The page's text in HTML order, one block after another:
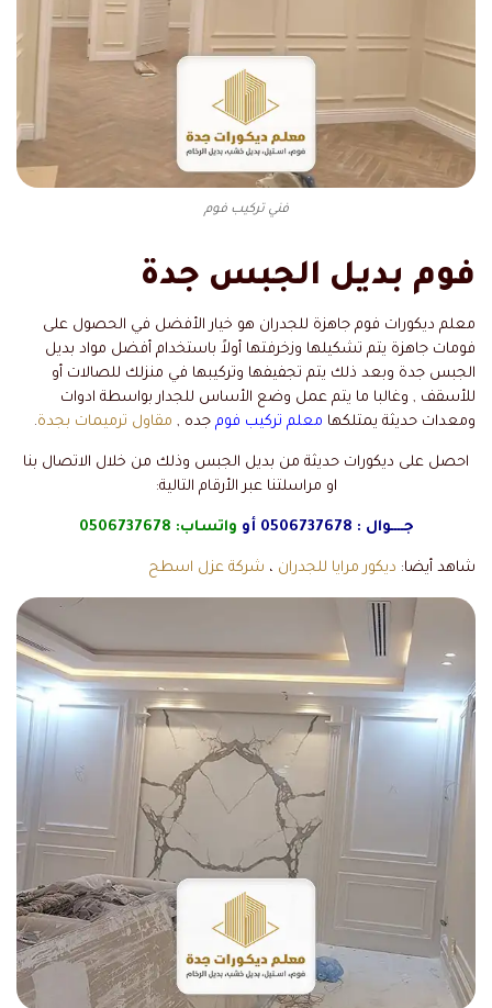
فني تركيب فوم
فوم بديل الجبس جدة
معلم ديكورات فوم جاهزة للجدران هو خيار الأفضل في الحصول على
فومات جاهزة يتم تشكيلها وزخرفتها أولاً باستخدام أفضل مواد بديل
الجبس جدة وبعد ذلك يتم تجفيفها وتركيبها في منزلك للصالات أو
للأسقف , وغالبا ما يتم عمل وضع الأساس للجدار بواسطة ادوات
ومعدات حديثة يمتلكها معلم تركيب فوم جده , مقاول ترميمات بجدة.
احصل على ديكورات حديثة من بديل الجبس وذلك من خلال الاتصال بنا
او مراسلتنا عبر الأرقام التالية:
جــــوال : 0506737678 أو واتساب: 0506737678
شاهد أيضا: ديكور مرايا للجدران ، شركة عزل اسطح